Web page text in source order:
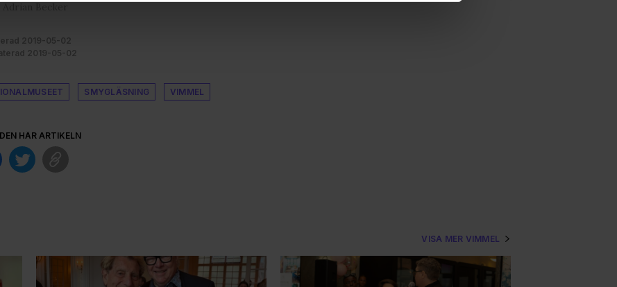
och analysföretag som vi samarbetar med. Dessa kan i sin tur kombinera informationen
har tillhandahållit eller som de har samlat in när du har använt deras tjänster. Du
2019-05-02
2019-05-02
SMYGLÄSNING VIMMEL
HÄR ARTIKELN
VISA MER VIMMEL